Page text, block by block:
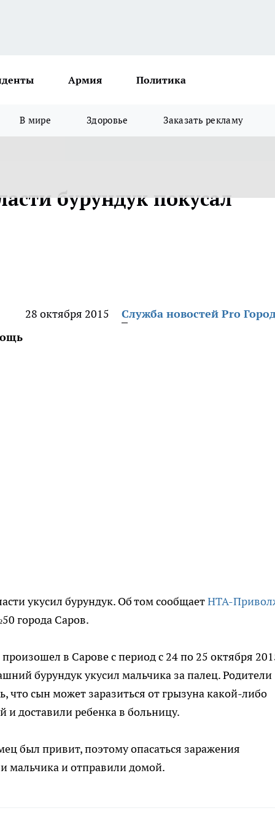
Армия Политика
В мире Здоровье Заказать рекламу
бурундук покусал
28 октября 2015
Служба новостей Pro
укусил бурундук. Об том сообщаетНТА-
города Саров.
в Сарове с период с 24 по 25 октября
бурундук укусил мальчика за палец. Родители
что сын может заразиться от грызуна какой-либо
и доставили ребенка в больницу.
был привит, поэтому опасаться заражения
мальчика и отправили домой.